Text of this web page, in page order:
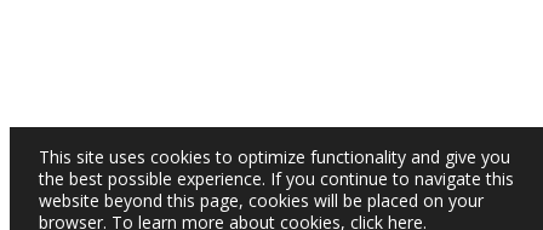
This site uses cookies to optimize functionality and give you
the best possible experience. If you continue to navigate this
website beyond this page, cookies will be placed on your
browser. To learn more about cookies, click here.